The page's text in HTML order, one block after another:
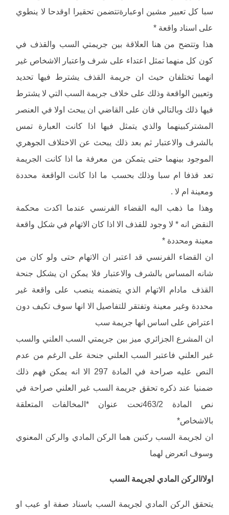
سبا كل تعبير مشين اوعبارةتتضمن تحقيرا اوقدحا لا ينطوي
على اسناد واقعة *
هذا وتتضح من هنا العلاقة بين جريمتي السب والقذف في
كون كل منهما تمثل اعتداء على شرف واعتبار الاشخاص غير
انهما تختلفان حيث ان جريمة القذف يشترط فيها تحديد
وتعيين الواقعة وذلك على خلاف جريمة السب التي لا يشترط
فيها ذلك وبالتالي فان على القاضي ان يبحث اولا في العنصر
المشتركبينهما والذي يتمثل فيها اذا كانت العبارة تمس
بالشرف والاعتبار ثم بعد ذلك يبحث عن الاختلاف الجوهري
الموجود بينهما حتى يتمكن من معرفة ما اذا كانت الجريمة
تعد قذفا ام سبا وذلك بحسب ما اذا كانت الواقعة محددة
ومعينة ام لا .
وهذا ما ذهب اليه القضاء الفرنسي عندما اكدت محكمة
النقض انه * لا وجود للقذف الا اذا كان الاتهام في شكل واقعة
معينة ومحددة *
ان القضاء الفرنسي قد اعتبر ان الاتهام حتى ولو كان من
شانه المساس بالشرف والاعتبار فلا يمكن ان يشكل جنحة
القذف مادام الاتهام الذي يتضمنه ينصب على واقعة غير
محددة وغير معينة وتفتقر للتفاصيل الا انها سوف تكيف دون
اعتراض على اساس انها جريمة سب
ان المشرع الجزائري ميز بين جريمتي السب العلني والسب
غير العلني فاعتبر السب العلني جنحة على الرغم من عدم
النص عليه صراحة في المادة 297 الا انه يمكن فهم ذلك
ضمنيا عند ذكره تحقق جريمة السب غير العلني صراحة في
نص المادة 463/2تحت عنوان *المخالفات المتعلقة
بالاشخاص*
ان لجريمة السب ركنين هما الركن المادي والركن المعنوي
وسوف اتعرض لهما
اولا/الركن المادي لجريمة السب
يتحقق الركن المادي لجريمة السب باسناد صفة او عيب او